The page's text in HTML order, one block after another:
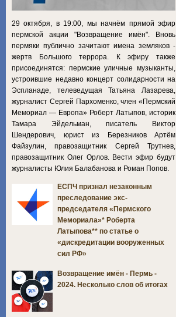
29 октября, в 19:00, мы начнём прямой эфир
пермской акции "Возвращение имён". Вновь
пермяки публично зачитают имена земляков -
жертв Большого террора. К эфиру также
присоединятся: пермские уличные музыканты,
устроившие недавно концерт солидарности на
Эспланаде, телеведущая Татьяна Лазарева,
журналист Сергей Пархоменко, член «Пермский
Мемориал — Европа» Роберт Латыпов, историк
Тамара Эйдельман, писатель Виктор
Шендерович, юрист из Березников Артём
Файзулин, правозащитник Сергей Трутнев,
правозащитник Олег Орлов. Вести эфир будут
журналисты Юлия Балабанова и Роман Попов.
ЕСПЧ признал незаконным
преследование экс-
председателя «Пермского
Мемориала»* Роберта
Латыпова** по статье о
«дискредитации вооруженных
сил РФ»
Возвращение имён - Пермь -
2024. Несколько слов об итогах